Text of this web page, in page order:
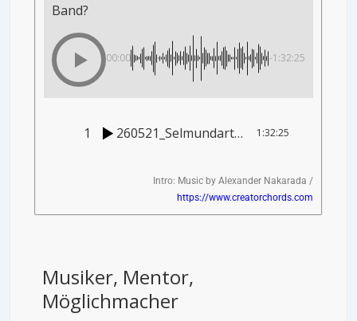
Band?
00:00 -1:32:25
1 260521_Selmundart9_guido_pyka 1:32:25
Intro: Music by Alexander Nakarada /
https://www.creatorchords.com
Musiker, Mentor,
Möglichmacher